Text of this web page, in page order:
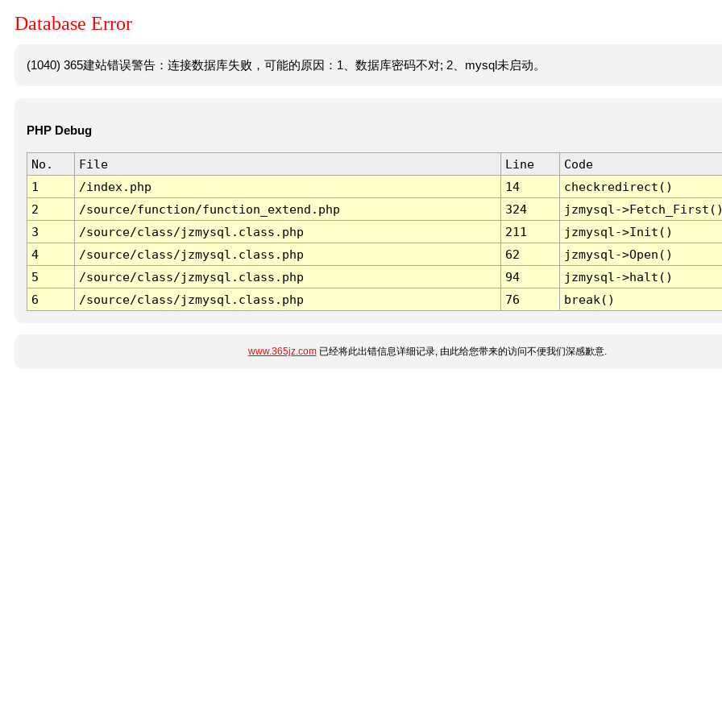
Database Error
(1040) 365建站错误警告：连接数据库失败，可能的原因：1、数据库密码不对; 2、mysql未启动。
PHP Debug
No. File Line
Code
1
/index.php 14
checkredirect()
2
/source/function/function_extend.php 324
jzmysql-
3
/source/class/jzmysql.class.php 211
jzmysql->Init()
4
/source/class/jzmysql.class.php 62
jzmysql->Open()
5
/source/class/jzmysql.class.php 94
jzmysql->halt()
6
/source/class/jzmysql.class.php 76 break()
www.365jz.com已经将此出错信息详细记录, 由此给您带来的访问不便我们深感歉意.